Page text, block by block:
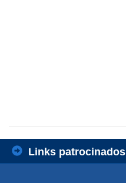
Links patrocinados